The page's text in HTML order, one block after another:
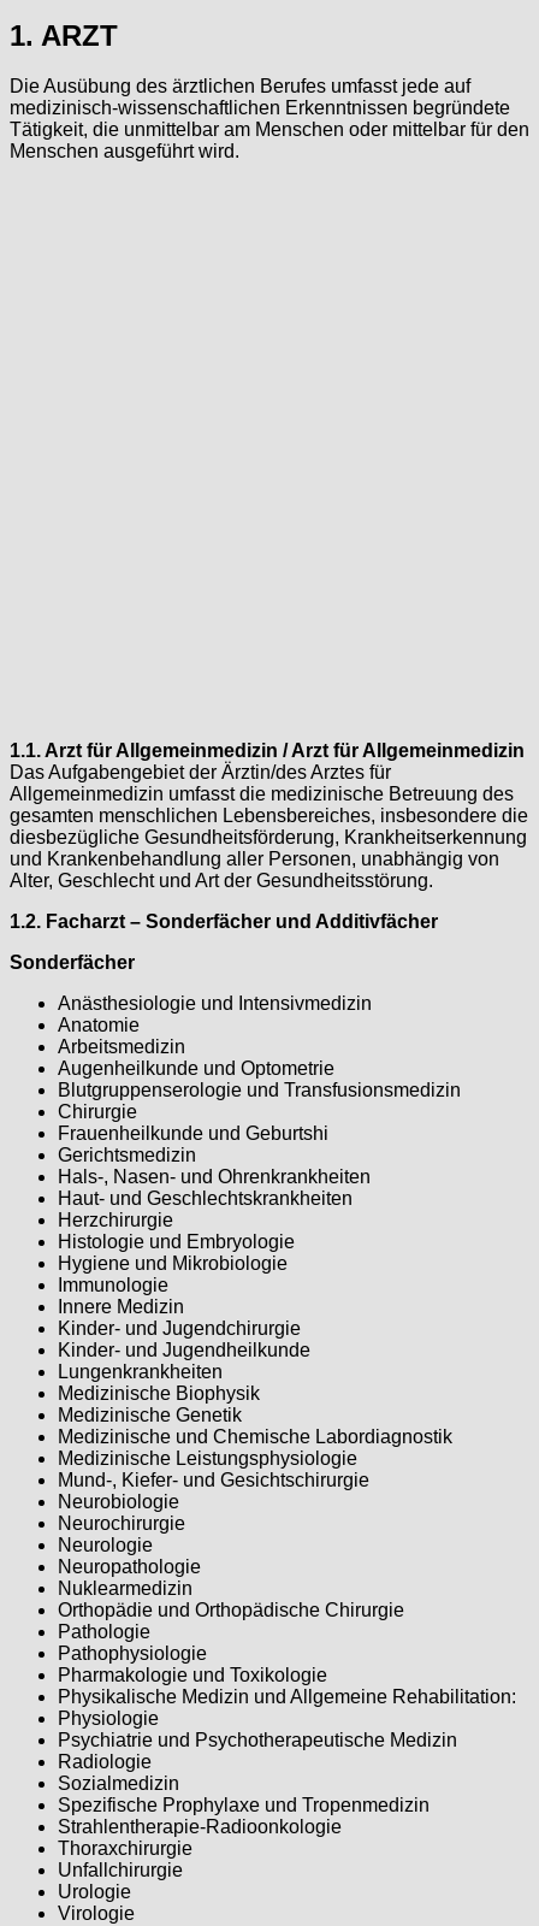
1. ARZT
Die Ausübung des ärztlichen Berufes umfasst jede auf
medizinisch-wissenschaftlichen Erkenntnissen begründete
Tätigkeit, die unmittelbar am Menschen oder mittelbar für den
Menschen ausgeführt wird.
1.1. Arzt für Allgemeinmedizin / Arzt für Allgemeinmedizin
Das Aufgabengebiet der Ärztin/des Arztes für
Allgemeinmedizin umfasst die medizinische Betreuung des
gesamten menschlichen Lebensbereiches, insbesondere die
diesbezügliche Gesundheitsförderung, Krankheitserkennung
und Krankenbehandlung aller Personen, unabhängig von
Alter, Geschlecht und Art der Gesundheitsstörung.
1.2. Facharzt – Sonderfächer und Additivfächer
Sonderfächer
Anästhesiologie und Intensivmedizin
Anatomie
Arbeitsmedizin
Augenheilkunde und Optometrie
Blutgruppenserologie und Transfusionsmedizin
Chirurgie
Frauenheilkunde und Geburtshi
Gerichtsmedizin
Hals-, Nasen- und Ohrenkrankheiten
Haut- und Geschlechtskrankheiten
Herzchirurgie
Histologie und Embryologie
Hygiene und Mikrobiologie
Immunologie
Innere Medizin
Kinder- und Jugendchirurgie
Kinder- und Jugendheilkunde
Lungenkrankheiten
Medizinische Biophysik
Medizinische Genetik
Medizinische und Chemische Labordiagnostik
Medizinische Leistungsphysiologie
Mund-, Kiefer- und Gesichtschirurgie
Neurobiologie
Neurochirurgie
Neurologie
Neuropathologie
Nuklearmedizin
Orthopädie und Orthopädische Chirurgie
Pathologie
Pathophysiologie
Pharmakologie und Toxikologie
Physikalische Medizin und Allgemeine Rehabilitation:
Physiologie
Psychiatrie und Psychotherapeutische Medizin
Radiologie
Sozialmedizin
Spezifische Prophylaxe und Tropenmedizin
Strahlentherapie-Radioonkologie
Thoraxchirurgie
Unfallchirurgie
Urologie
Virologie